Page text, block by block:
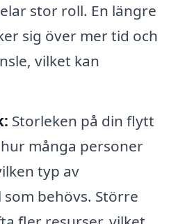
stor roll. En längre
sig över mer tid och
vilket kan
Storleken på din flytt
många personer
typ av
behövs. Större